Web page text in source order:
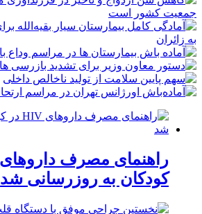
کودکان به روزرسانی شد